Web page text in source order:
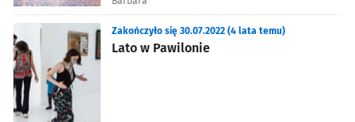
Lato w Pawilonie
Zakończyło się 30.07.2022 (4 lata temu)